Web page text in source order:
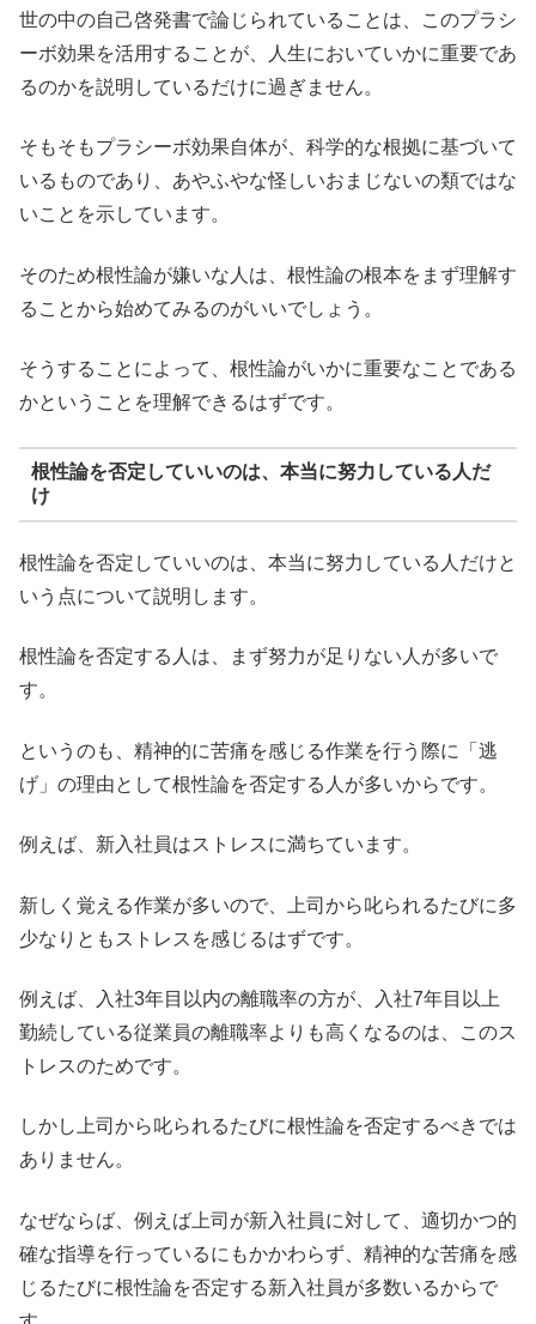
世の中の自己啓発書で論じられていることは、このプラシ
ーボ効果を活用することが、人生においていかに重要であ
るのかを説明しているだけに過ぎません。
そもそもプラシーボ効果自体が、科学的な根拠に基づいて
いるものであり、あやふやな怪しいおまじないの類ではな
いことを示しています。
そのため根性論が嫌いな人は、根性論の根本をまず理解す
ることから始めてみるのがいいでしょう。
そうすることによって、根性論がいかに重要なことである
かということを理解できるはずです。
根性論を否定していいのは、本当に努力している人だ
け
根性論を否定していいのは、本当に努力している人だけと
いう点について説明します。
根性論を否定する人は、まず努力が足りない人が多いで
す。
というのも、精神的に苦痛を感じる作業を行う際に「逃
げ」の理由として根性論を否定する人が多いからです。
例えば、新入社員はストレスに満ちています。
新しく覚える作業が多いので、上司から叱られるたびに多
少なりともストレスを感じるはずです。
例えば、入社3年目以内の離職率の方が、入社7年目以上
勤続している従業員の離職率よりも高くなるのは、このス
トレスのためです。
しかし上司から叱られるたびに根性論を否定するべきでは
ありません。
なぜならば、例えば上司が新入社員に対して、適切かつ的
確な指導を行っているにもかかわらず、精神的な苦痛を感
じるたびに根性論を否定する新入社員が多数いるからで